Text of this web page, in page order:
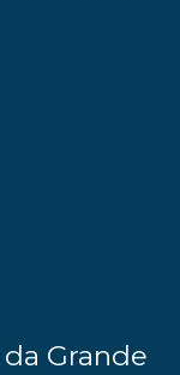
Grande